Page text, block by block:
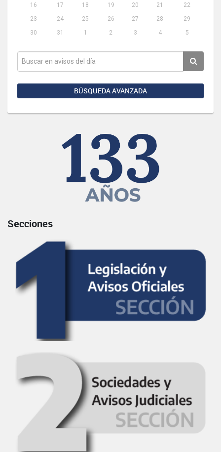
16
17 18 19 20 21
22
23
24 25 26 27 28
29
30
31 1 2 3 4 5
BÚSQUEDA AVANZADA
Secciones